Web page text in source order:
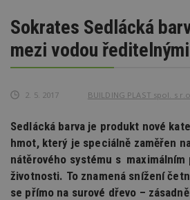
Sokrates Sedlácká
mezi vodou
2. 5. 2017 BUILDING PLAST spol. s r.o.
Sedlácká barva je produkt nové
hmot, který je speciálně zaměřen
nátěrového systému s maximálním
životnosti. To znamená snížení
se přímo na surové dřevo –